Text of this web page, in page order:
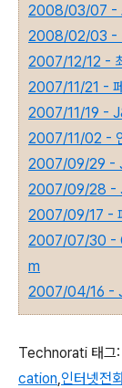
2008/03/07 -
2008/02/03 -
2007/12/12 -
2007/11/21 -
2007/11/19 -
2007/11/02 -
2007/09/29 -
2007/09/28 -
2007/09/17 -
2007/07/30 -
m
2007/04/16 -
Technorati 태그:
cation,인터넷전